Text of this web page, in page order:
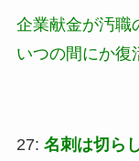
企業献金が汚職
いつの間にか復
27: 名刺は切ら